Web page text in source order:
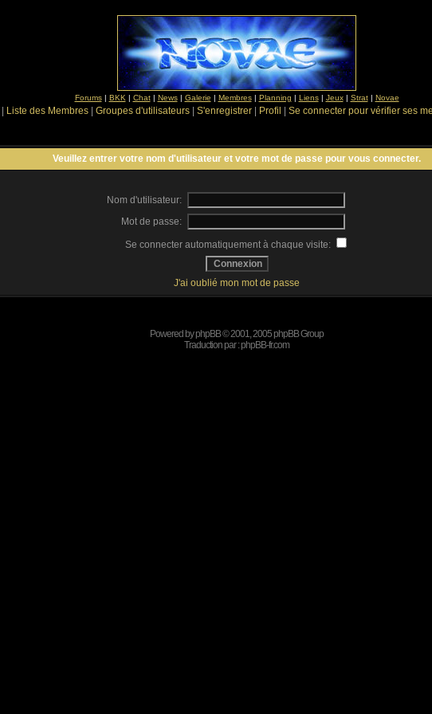
Forums| BKK | Chat| News| Galerie | Membres| Planning | Liens| Jeux| Strat| Novae
Liste des Membres Groupes d'utilisateurs S'enregistrer Profil Se connecter pour vérifier ses
Veuillez entrer votre nom d'utilisateur et votre mot de passe pour vous connecter.
Nom d'utilisateur:
Mot de passe:
Se connecter automatiquement à chaque visite:
J'ai oublié mon mot de passe
Powered byphpBB© 2001, 2005 phpBB Group
Traduction par :phpBB-fr.com